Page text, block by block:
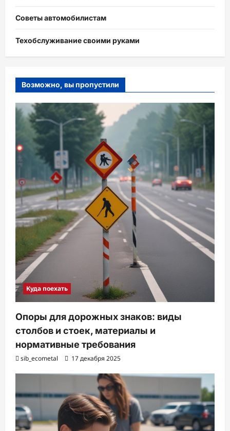
Советы автомобилистам
Техобслуживание своими руками
Возможно, вы пропустили
Куда поехать
Опоры для дорожных знаков: виды
столбов и стоек, материалы и
нормативные требования
sib_ecometal 17 декабря 2025